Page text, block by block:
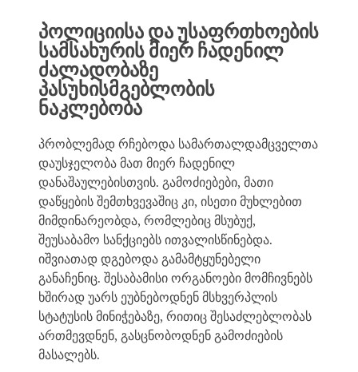
პოლიციისა და უსაფრთხოების
სამსახურის მიერ ჩადენილ
ძალადობაზე
პასუხისმგებლობის
ნაკლებობა
პრობლემად რჩებოდა სამართალდამცველთა
დაუსჯელობა მათ მიერ ჩადენილ
დანაშაულებისთვის. გამოძიებები, მათი
დაწყების შემთხვევაშიც კი, ისეთი მუხლებით
მიმდინარეობდა, რომლებიც მსუბუქ,
შეუსაბამო სანქციებს ითვალისწინებდა.
იშვიათად დგებოდა გამამტყუნებელი
განაჩენიც. შესაბამისი ორგანოები მომჩივნებს
ხშირად უარს ეუბნებოდნენ მსხვერპლის
სტატუსის მინიჭებაზე, რითიც შესაძლებლობას
ართმევდნენ, გასცნობოდნენ გამოძიების
მასალებს.